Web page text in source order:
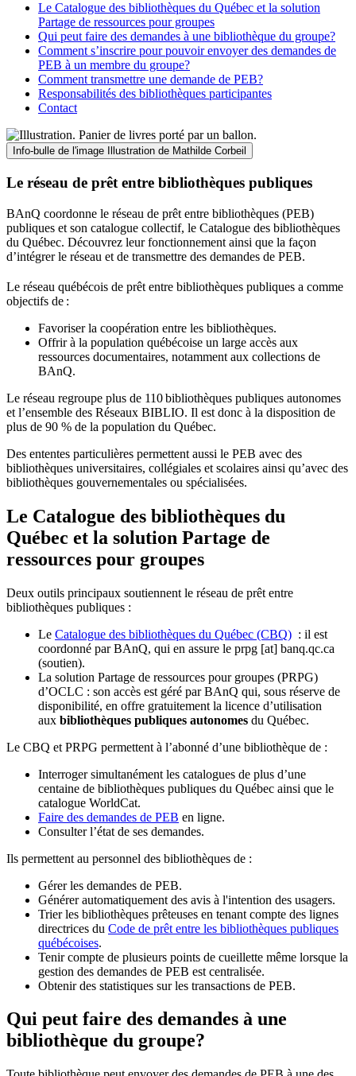
Le Catalogue des bibliothèques du Québec et la solution
Partage de ressources pour groupes
Qui peut faire des demandes à une bibliothèque du groupe?
Comment s’inscrire pour pouvoir envoyer des demandes de
PEB à un membre du groupe?
Comment transmettre une demande de PEB?
Responsabilités des bibliothèques participantes
Contact
Info-bulle de l'image Illustration de Mathilde Corbeil
Le réseau de prêt entre bibliothèques publiques
BAnQ coordonne le réseau de prêt entre bibliothèques (PEB)
publiques et son catalogue collectif, le Catalogue des bibliothèques
du Québec. Découvrez leur fonctionnement ainsi que la façon
d’intégrer le réseau et de transmettre des demandes de PEB.
Le réseau québécois de prêt entre bibliothèques publiques a comme
objectifs de :
Favoriser la coopération entre les bibliothèques.
Offrir à la population québécoise un large accès aux
ressources documentaires, notamment aux collections de
BAnQ.
Le réseau regroupe plus de 110bibliothèques publiques autonomes
et l’ensemble des Réseaux BIBLIO. Il est donc à la disposition de
plus de 90 % de la population du Québec.
Des ententes particulières permettent aussi le PEB avec des
bibliothèques universitaires, collégiales et scolaires ainsi qu’avec des
bibliothèques gouvernementales ou spécialisées.
Le Catalogue des bibliothèques du
Québec et la solution Partage de
ressources pour groupes
Deux outils principaux soutiennent le réseau de prêt entre
bibliothèques publiques :
Le Catalogue des bibliothèques du Québec (CBQ) : il est
coordonné par BAnQ, qui en assure le prpg [at] banq.qc.ca
(soutien).
La solution Partage de ressources pour groupes (PRPG)
d’OCLC : son accès est géré par BAnQ qui, sous réserve de
disponibilité, en offre gratuitement la licence d’utilisation
aux bibliothèques publiques autonomes du Québec.
Le CBQ et PRPG permettent à l’abonné d’une bibliothèque de :
Interroger simultanément les catalogues de plus d’une
centaine de bibliothèques publiques du Québec ainsi que le
catalogue WorldCat.
Faire des demandes de PEB en ligne.
Consulter l’état de ses demandes.
Ils permettent au personnel des bibliothèques de :
Gérer les demandes de PEB.
Générer automatiquement des avis à l'intention des usagers.
Trier les bibliothèques prêteuses en tenant compte des lignes
directrices du Code de prêt entre les bibliothèques publiques
québécoises.
Tenir compte de plusieurs points de cueillette même lorsque la
gestion des demandes de PEB est centralisée.
Obtenir des statistiques sur les transactions de PEB.
Qui peut faire des demandes à une
bibliothèque du groupe?